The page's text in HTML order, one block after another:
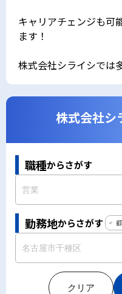
キャリアチェンジも可
ます！
株式会社シライシでは
株式会社シ
職種からさがす
勤務地からさがす
クリア